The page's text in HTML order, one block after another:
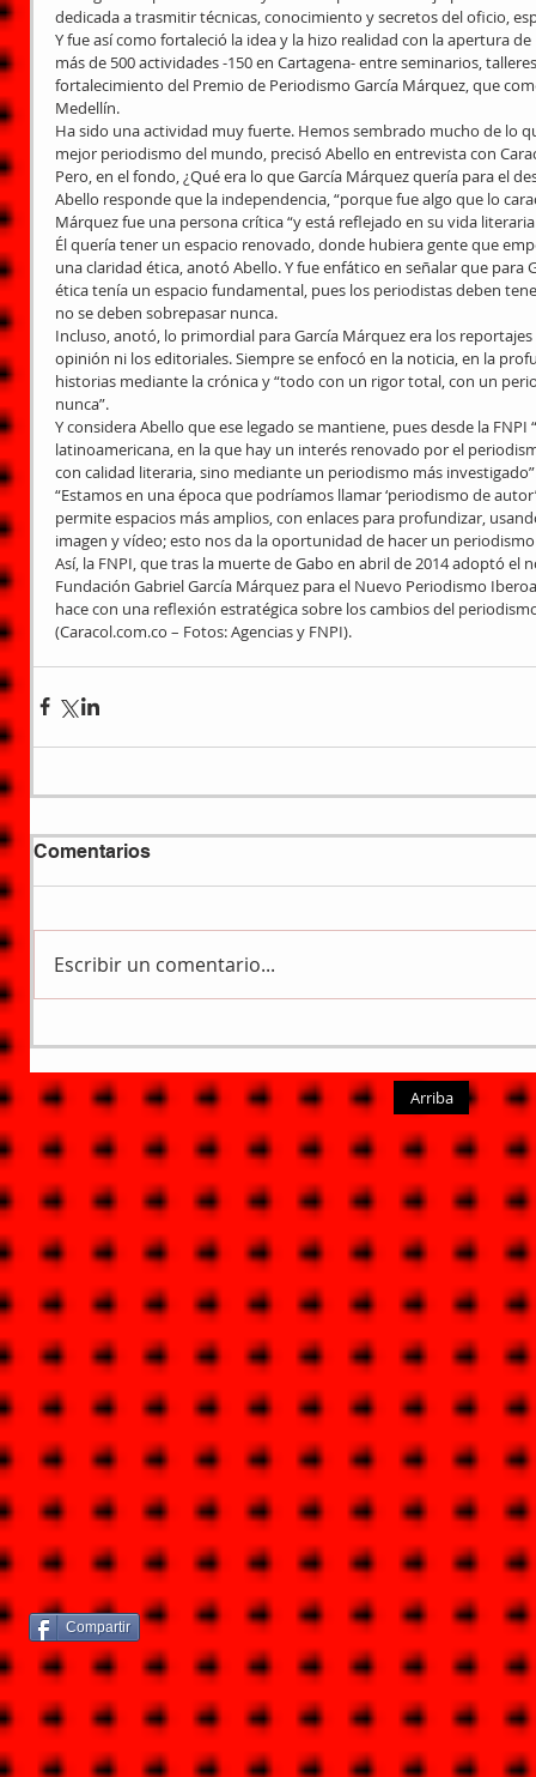
dedicada a trasmitir técnicas, conocimiento y secretos del oficio,
Y fue así como fortaleció la idea y la hizo realidad con la apertura
más de 500 actividades -150 en Cartagena- entre seminarios,
fortalecimiento del Premio de Periodismo García Márquez, que
Medellín.
Ha sido una actividad muy fuerte. Hemos sembrado mucho de lo
mejor periodismo del mundo, precisó Abello en entrevista con
Pero, en el fondo, ¿Qué era lo que García Márquez quería para el
Abello responde que la independencia, “porque fue algo que lo
Márquez fue una persona crítica “y está reflejado en su vida
Él quería tener un espacio renovado, donde hubiera gente que
una claridad ética, anotó Abello. Y fue enfático en señalar que para
ética tenía un espacio fundamental, pues los periodistas deben
no se deben sobrepasar nunca.
Incluso, anotó, lo primordial para García Márquez era los
opinión ni los editoriales. Siempre se enfocó en la noticia, en la
historias mediante la crónica y “todo con un rigor total, con un
nunca”.
Y considera Abello que ese legado se mantiene, pues desde la
latinoamericana, en la que hay un interés renovado por el
con calidad literaria, sino mediante un periodismo más
“Estamos en una época que podríamos llamar ‘periodismo de
permite espacios más amplios, con enlaces para profundizar,
imagen y vídeo; esto nos da la oportunidad de hacer un
Así, la FNPI, que tras la muerte de Gabo en abril de 2014 adoptó el
Fundación Gabriel García Márquez para el Nuevo Periodismo
hace con una reflexión estratégica sobre los cambios del
(Caracol.com.co – Fotos: Agencias y FNPI).
Comentarios
Escribir un comentario...
Arriba
Compartir